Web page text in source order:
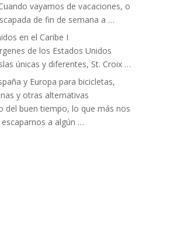
vayamos de vacaciones, o
de fin de semana a …
en el Caribe I
de los Estados Unidos
únicas y diferentes, St. Croix …
y Europa para bicicletas,
y otras alternativas
del buen tiempo, lo que más nos
a algún …